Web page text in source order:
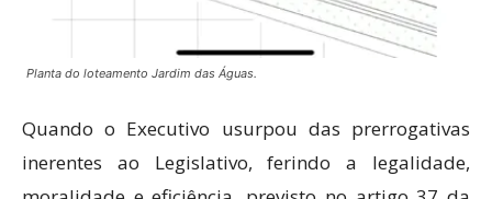
Planta do loteamento Jardim das Águas.
Quando o Executivo usurpou das prerrogativas
inerentes ao Legislativo, ferindo a legalidade,